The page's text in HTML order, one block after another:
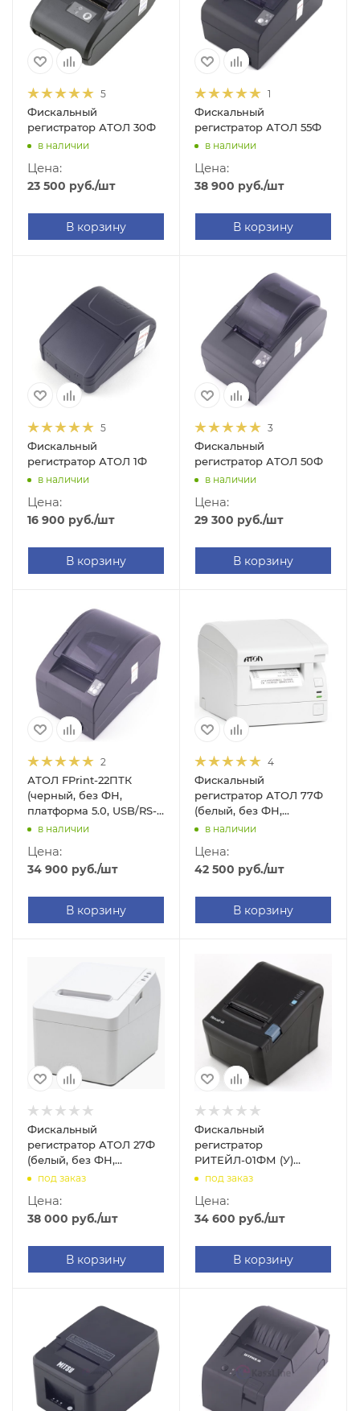
5
Фискальный
регистратор АТОЛ 30Ф
в наличии
Цена:
23 500 руб./шт
В корзину
1
Фискальный
регистратор АТОЛ 55Ф
в наличии
Цена:
38 900 руб./шт
В корзину
5
Фискальный
регистратор АТОЛ 1Ф
в наличии
Цена:
16 900 руб./шт
В корзину
3
Фискальный
регистратор АТОЛ 50Ф
в наличии
Цена:
29 300 руб./шт
В корзину
2
АТОЛ FPrint-22ПТК
(черный, без ФН,
платформа 5.0, USB/RS-
232/Ethernet)
в наличии
Цена:
34 900 руб./шт
В корзину
4
Фискальный
регистратор АТОЛ 77Ф
(белый, без ФН,
платформа 5.0, USB/RS-
в наличии
Цена:
42 500 руб./шт
В корзину
Фискальный
регистратор АТОЛ 27Ф
(белый, без ФН,
платформа 5.0, USB/RS-
под заказ
Цена:
38 000 руб./шт
В корзину
Фискальный
регистратор
РИТЕЙЛ-01ФМ (У)
(COM/USB/LAN, черный,
под заказ
Цена:
34 600 руб./шт
В корзину